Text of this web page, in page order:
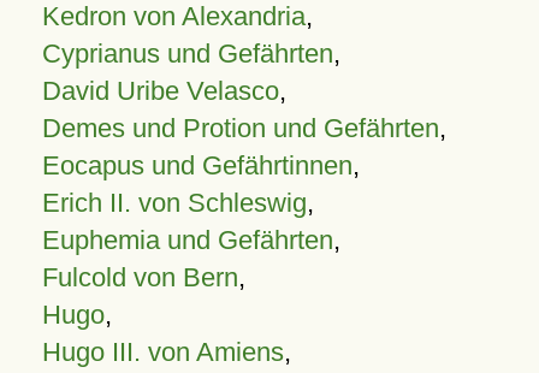
Kedron von Alexandria,
Cyprianus und Gefährten,
David Uribe Velasco,
Demes und Protion und Gefährten,
Eocapus und Gefährtinnen,
Erich II. von Schleswig,
Euphemia und Gefährten,
Fulcold von Bern,
Hugo,
Hugo III. von Amiens,